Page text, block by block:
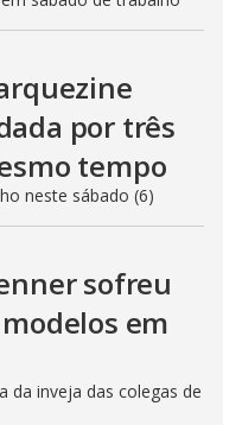
por três
tempo
neste sábado (6)
sofreu
em
da inveja das colegas de